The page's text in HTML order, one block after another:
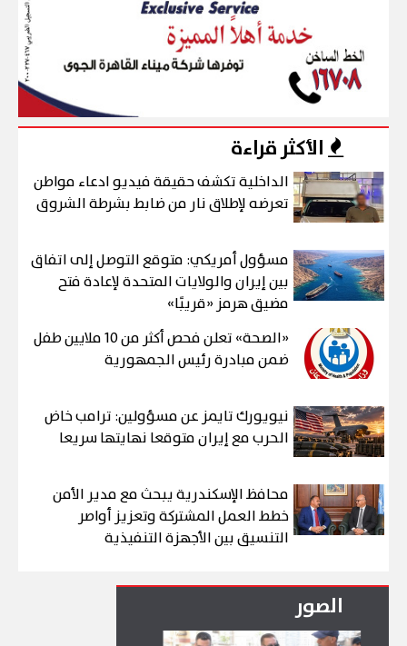
الأكثر قراءة
الداخلية تكشف حقيقة فيديو ادعاء مواطن
تعرضه لإطلاق نار من ضابط بشرطة الشروق
مسؤول أمريكي: متوقع التوصل إلى اتفاق
بين إيران والولايات المتحدة لإعادة فتح
مضيق هرمز «قريبًا»
«الصحة» تعلن فحص أكثر من 10 ملايين طفل
ضمن مبادرة رئيس الجمهورية
نيويورك تايمز عن مسؤولين: ترامب خاض
الحرب مع إيران متوقعا نهايتها سريعا
محافظ الإسكندرية يبحث مع مدير الأمن
خطط العمل المشتركة وتعزيز أواصر
التنسيق بين الأجهزة التنفيذية
الصور